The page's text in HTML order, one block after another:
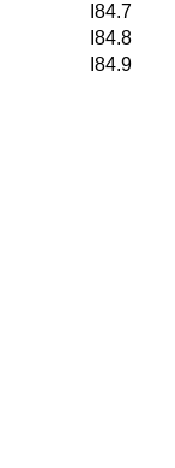
I84.7
I84.8
I84.9